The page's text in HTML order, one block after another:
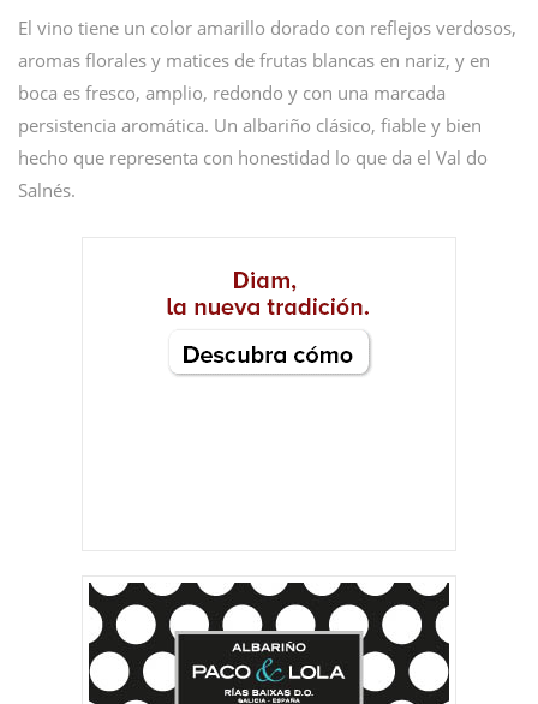
El vino tiene un color amarillo dorado con reflejos verdosos,
aromas florales y matices de frutas blancas en nariz, y en
boca es fresco, amplio, redondo y con una marcada
persistencia aromática. Un albariño clásico, fiable y bien
hecho que representa con honestidad lo que da el Val do
Salnés.